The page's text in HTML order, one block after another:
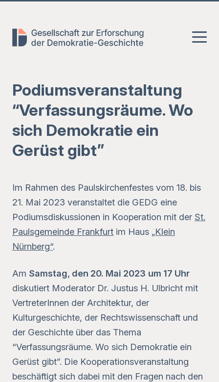
springen
springen
Podiumsveranstaltung
“Verfassungsräume. Wo
sich Demokratie ein
Gerüst gibt”
Im Rahmen des Paulskirchenfestes vom 18. bis
21. Mai 2023 veranstaltet die GEDG eine
Podiumsdiskussionen in Kooperation mit der St.
Paulsgemeinde Frankfurt im Haus „Klein
Nürnberg“.
Am Samstag, den 20. Mai 2023 um 17 Uhr
diskutiert Moderator Dr. Justus H. Ulbricht mit
VertreterInnen der Architektur, der
Kulturgeschichte, der Rechtswissenschaft und
der Geschichte über das Thema
“Verfassungsräume. Wo sich Demokratie ein
Gerüst gibt”. Die Kooperationsveranstaltung
beschäftigt sich dabei mit den Fragen nach den